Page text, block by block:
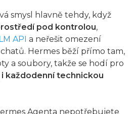
smysl hlavně tehdy, když
pod kontrolou,
API a neřešit omezení
Hermes běží přímo tam,
a soubory, takže se hodí pro
každodenní technickou
Agenta nepotřebujete